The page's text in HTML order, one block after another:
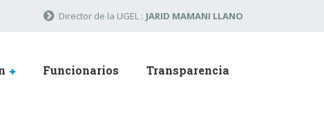
Director de la UGEL : JARID MAMANI LLANO
Funcionarios Transparencia